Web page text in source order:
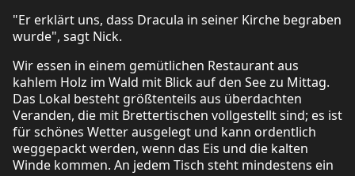
"Er erklärt uns, dass Dracula in seiner Kirche begraben
wurde", sagt Nick.
Wir essen in einem gemütlichen Restaurant aus
kahlem Holz im Wald mit Blick auf den See zu Mittag.
Das Lokal besteht größtenteils aus überdachten
Veranden, die mit Brettertischen vollgestellt sind; es ist
für schönes Wetter ausgelegt und kann ordentlich
weggepackt werden, wenn das Eis und die kalten
Winde kommen. An jedem Tisch steht mindestens ein